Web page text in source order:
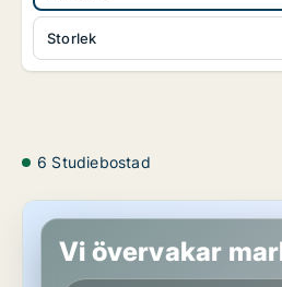
Storlek
6 Studiebostad
Lägenhet i Tanum, Hamburgsund
Vi övervakar